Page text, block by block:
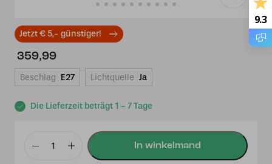
Jetzt € 5,- günstiger!
Die Lieferzeit beträgt 1 - 7 Tage
359,99
Beschlag E27 Lichtquelle Ja
Tiffany
9.3